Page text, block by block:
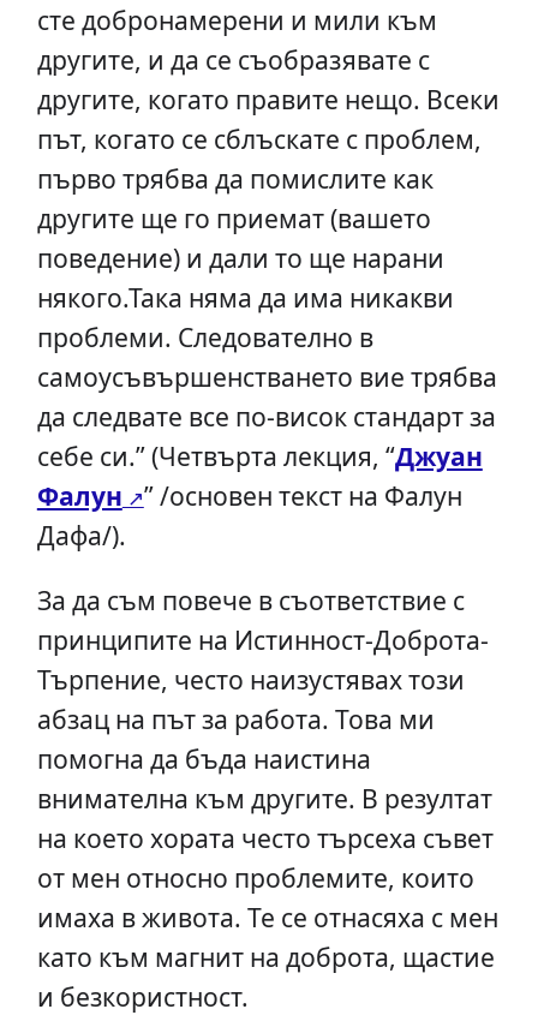
сте добронамерени и мили към
другите, и да се съобразявате с
другите, когато правите нещо. Всеки
път, когато се сблъскате с проблем,
първо трябва да помислите как
другите ще го приемат (вашето
поведение) и дали то ще нарани
някого.Така няма да има никакви
проблеми. Следователно в
самоусъвършенстването вие трябва
да следвате все по-висок стандарт за
себе си.” (Четвърта лекция, “Джуан
Фалун
” /основен текст на Фалун
Дафа/).
За да съм повече в съответствие с
принципите на Истинност-Доброта-
Търпение, често наизустявах този
абзац на път за работа. Това ми
помогна да бъда наистина
внимателна към другите. В резултат
на което хората често търсеха съвет
от мен относно проблемите, които
имаха в живота. Те се отнасяха с мен
като към магнит на доброта, щастие
и безкористност.